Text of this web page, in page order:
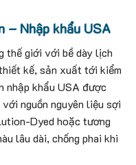
Nhập khẩu USA
thế giới với bề dày lịch
kế, sản xuất tới kiểm
nhập khẩu USA được
nguồn nguyên liệu sợi
Dyed hoặc tương
lâu dài, chống phai khi